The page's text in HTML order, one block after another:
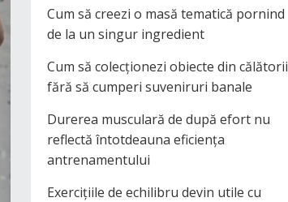
Cum să creezi o masă tematică pornind
de la un singur ingredient
Cum să colecționezi obiecte din călătorii
fără să cumperi suveniruri banale
Durerea musculară de după efort nu
reflectă întotdeauna eficiența
antrenamentului
Exercițiile de echilibru devin utile cu